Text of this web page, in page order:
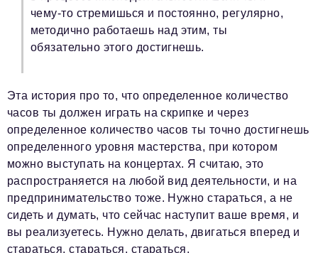
чему-то стремишься и постоянно, регулярно,
методично работаешь над этим, ты
обязательно этого достигнешь.
Эта история про то, что определенное количество
часов ты должен играть на скрипке и через
определенное количество часов ты точно достигнешь
определенного уровня мастерства, при котором
можно выступать на концертах. Я считаю, это
распространяется на любой вид деятельности, и на
предпринимательство тоже. Нужно стараться, а не
сидеть и думать, что сейчас наступит ваше время, и
вы реализуетесь. Нужно делать, двигаться вперед и
стараться, стараться, стараться.